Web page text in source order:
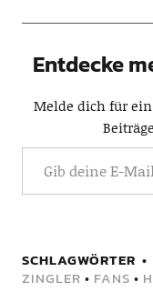
Entdecke
Melde dich für
SCHLAGWÖRTER
ZINGLER • FANS •